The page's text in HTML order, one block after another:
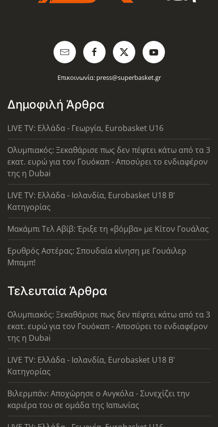
Επικοινωνία: press@superbasket.gr
Δημοφιλή Άρθρα
LIVE TV: Ελλάδα - Γεωργία, Eurobasket U16
Ολυμπιακός: Ξεκαθάρισε πως δεν πέφτει κάτω από τα 3
εκατ. ευρώ για τον Γουόκαπ - Αποσύρει το ενδιαφέρον
της η Dubai
LIVE TV: Ελλάδα - Ισλανδία, Eurobasket U18 Β'
Κατηγορίας
Μακάμπι Τελ Αβίβ: Έριξε τη «βόμβα» με Κίτον Γουάλας
Ερυθρός Αστέρας: Σπουδαία κίνηση με Γουάιλερ
Μπαμπ!
Τελευταία Άρθρα
Ολυμπιακός: Ξεκαθάρισε πως δεν πέφτει κάτω από τα 3
εκατ. ευρώ για τον Γουόκαπ - Αποσύρει το ενδιαφέρον
της η Dubai
LIVE TV: Ελλάδα - Ισλανδία, Eurobasket U18 Β'
Κατηγορίας
Βιλερμπάν: Αποχώρησε ο Ανγκόλα - Συνεχίζει την
καριέρα του σε ομάδα της Ιαπωνίας